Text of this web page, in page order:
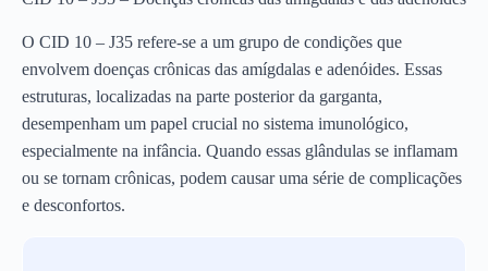
O CID 10 – J35 refere-se a um grupo de condições que
envolvem doenças crônicas das amígdalas e adenóides. Essas
estruturas, localizadas na parte posterior da garganta,
desempenham um papel crucial no sistema imunológico,
especialmente na infância. Quando essas glândulas se inflamam
ou se tornam crônicas, podem causar uma série de complicações
e desconfortos.